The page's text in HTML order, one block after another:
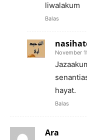
liwalakum
Balas
November
hayat.
Balas
Ara